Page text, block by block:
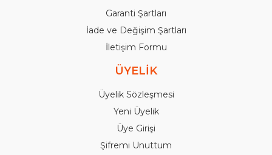
Garanti Şartları
İade ve Değişim Şartları
İletişim Formu
ÜYELİK
Üyelik Sözleşmesi
Yeni Üyelik
Üye Girişi
Şifremi Unuttum